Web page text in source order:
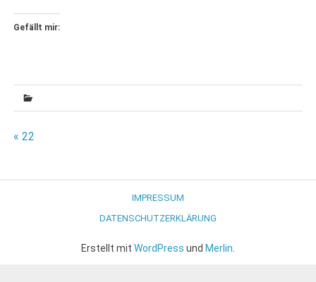
Gefällt mir:
Beitragsnavigation
« 22
IMPRESSUM
DATENSCHUTZERKLÄRUNG
Erstellt mit WordPress und Merlin